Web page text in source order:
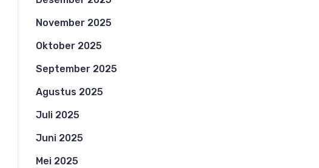
November 2025
Oktober 2025
September 2025
Agustus 2025
Juli 2025
Juni 2025
Mei 2025